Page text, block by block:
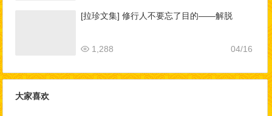
[拉珍文集] 修行人不要忘了目的——解脱
04/16
1,288
大家喜欢